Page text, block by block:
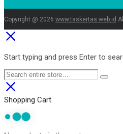
Copyright @ 2026 www.taskertas.web.id
Start typing and press Enter to
Shopping Cart